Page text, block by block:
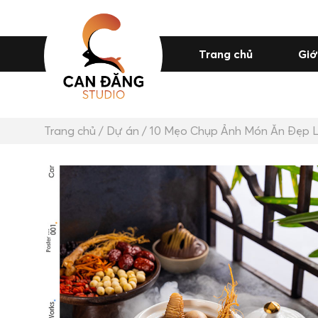
Trang chủ
Trang chủ / Dự án / 10 Mẹo Chụp Ảnh Món Ăn Đẹp